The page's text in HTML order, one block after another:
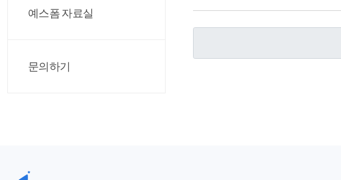
예스폼 자료실
문의하기